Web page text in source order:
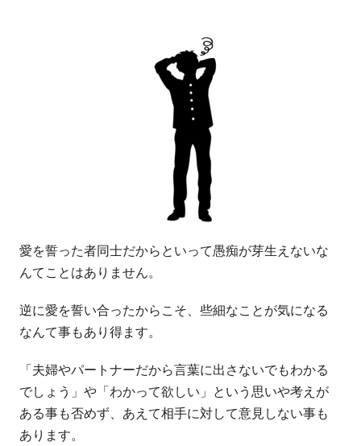
愛を誓った者同士だからといって愚痴が芽生えないな
んてことはありません。
逆に愛を誓い合ったからこそ、些細なことが気になる
なんて事もあり得ます。
「夫婦やパートナーだから言葉に出さないでもわかる
でしょう」や「わかって欲しい」という思いや考えが
ある事も否めず、あえて相手に対して意見しない事も
あります。